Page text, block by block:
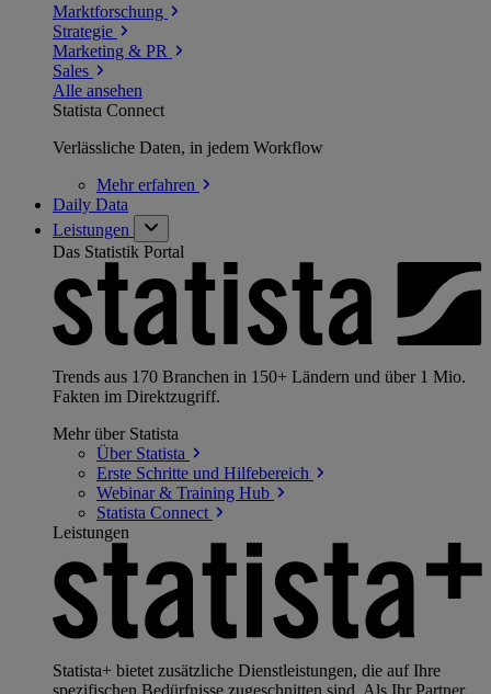
Marktforschung
Strategie
Marketing & PR
Sales
Alle ansehen
Statista Connect
Verlässliche Daten, in jedem Workflow
Mehrerfahren
Daily Data
Leistungen
Das Statistik Portal
Trends aus 170 Branchen in 150+ Ländern und über 1 Mio.
Fakten im Direktzugriff.
Mehr über Statista
Über Statista
Erste Schritte und Hilfebereich
Webinar & Training Hub
Statista Connect
Leistungen
Statista+ bietet zusätzliche Dienstleistungen, die auf Ihre
spezifischen Bedürfnisse zugeschnitten sind. Als Ihr Partner